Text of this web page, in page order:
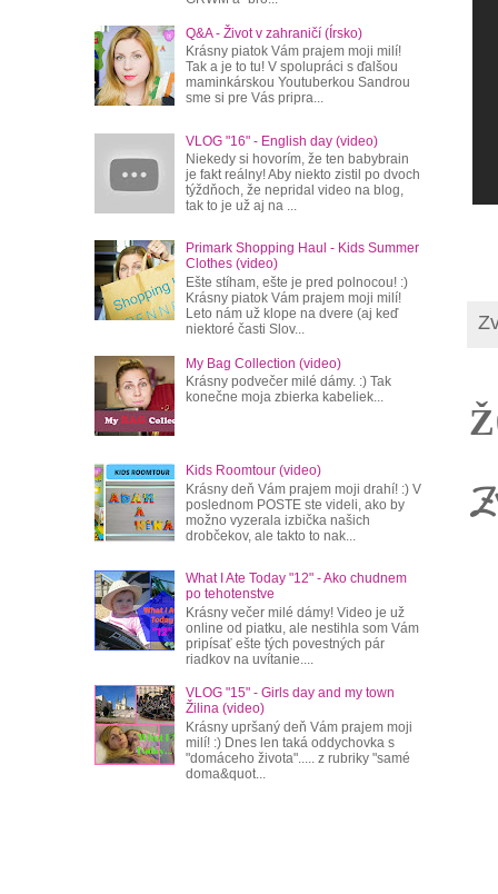
Q&A - Život v zahraničí (Írsko)
Krásny piatok Vám prajem moji milí!
Tak a je to tu! V spolupráci s ďalšou
maminkárskou Youtuberkou Sandrou
sme si pre Vás pripra...
VLOG "16" - English day (video)
Niekedy si hovorím, že ten babybrain
je fakt reálny! Aby niekto zistil po dvoch
týždňoch, že nepridal video na blog,
tak to je už aj na ...
Primark Shopping Haul - Kids Summer
Clothes (video)
Ešte stíham, ešte je pred polnocou! :)
Krásny piatok Vám prajem moji milí!
Leto nám už klope na dvere (aj keď
niektoré časti Slov...
My Bag Collection (video)
Krásny podvečer milé dámy. :) Tak
konečne moja zbierka kabeliek...
Kids Roomtour (video)
Krásny deň Vám prajem moji drahí! :) V
poslednom POSTE ste videli, ako by
možno vyzerala izbička našich
drobčekov, ale takto to nak...
What I Ate Today "12" - Ako chudnem
po tehotenstve
Krásny večer milé dámy! Video je už
online od piatku, ale nestihla som Vám
pripísať ešte tých povestných pár
riadkov na uvítanie....
VLOG "15" - Girls day and my town
Žilina (video)
Krásny upršaný deň Vám prajem moji
milí! :) Dnes len taká oddychovka s
"domáceho života"..... z rubriky "samé
doma&quot...